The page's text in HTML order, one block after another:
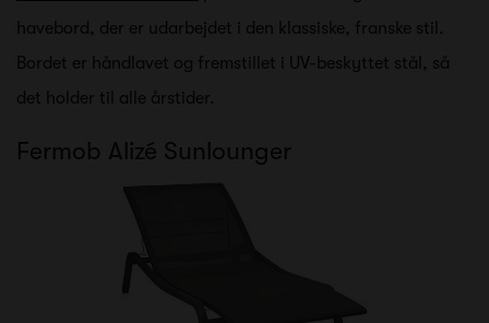
havebord, der er udarbejdet i den klassiske, franske stil.
Bordet er håndlavet og fremstillet i UV-beskyttet stål, så
det holder til alle årstider.
Fermob Alizé Sunlounger